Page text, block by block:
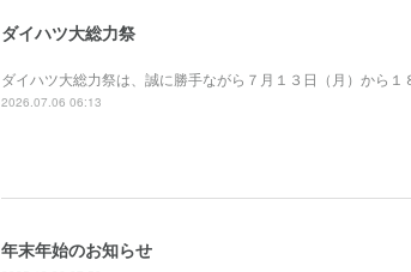
ダイハツ大総力祭
ダイハツ大総力祭は、誠に勝手ながら７月１３日（月）から１
2026.07.06 06:13
年末年始のお知らせ